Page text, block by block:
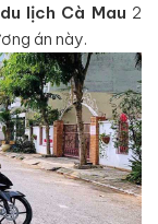
du lịch Cà Mau 2
án này.